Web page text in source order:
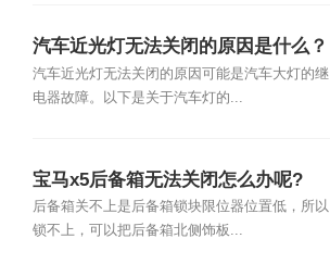
汽车近光灯无法关闭的原因是什么？
汽车近光灯无法关闭的原因可能是汽车大灯的继
电器故障。以下是关于汽车灯的...
宝马x5后备箱无法关闭怎么办呢?
后备箱关不上是后备箱锁块限位器位置低，所以
锁不上，可以把后备箱北侧饰板...